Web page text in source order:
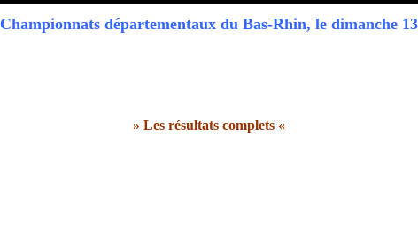
Championnats départementaux du Bas-Rhin, le dimanche
» Les résultats complets «